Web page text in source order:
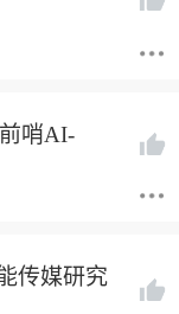
哨AI-
传媒研究